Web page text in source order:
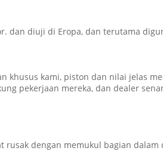
dan diuji di Eropa, dan terutama
khusus kami, piston dan nilai jelas
pekerjaan mereka, dan dealer
rusak dengan memukul bagian dalam